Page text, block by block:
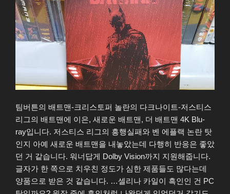
팀버튼의 배트맨-크리스토퍼 놀란의 다크나이트-저스티스
리그의 배트맨에 이은, 새로운 배트맨, 더 배트맨 4K Blu-
ray입니다. 저스티스 리그의 흥행실패와 벤 에플랙 논란 탓
인지 아예 새로운 배트맨을 내놓았는데 다행히 반응은 좋았
던 거 같습니다. 워너답게 Dolby Vision까지 지원해줍니다.
글자가 한 쪽으로 치우친 정도가 심한 제품들도 많다는데
양품으로 받은 것 같습니다. …셀리나 카일이 흑인인 건 PC